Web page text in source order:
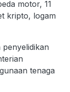
motor, 11
kripto, logam
tenaga